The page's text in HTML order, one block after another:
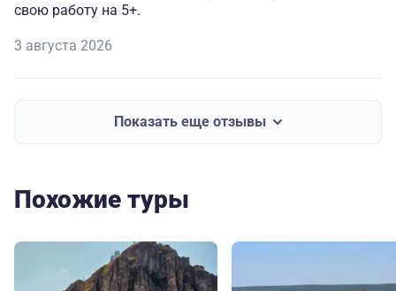
свою работу на 5+.
3 августа 2026
Показать еще отзывы
Похожие туры